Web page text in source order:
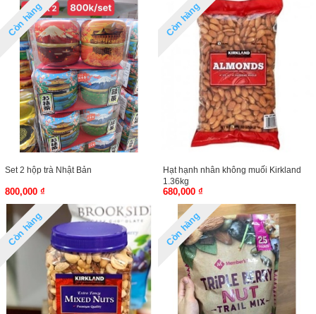
Còn hàng
Set 2 hộp trà Nhật Bản
800,000 ₫
Còn hàng
Hạt hạnh nhân không muối Kirkland
1.36kg
680,000 ₫
Còn hàng Còn hàng